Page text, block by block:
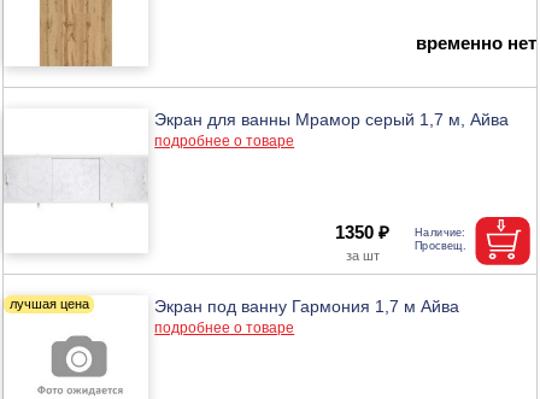
временно нет
Экран для ванны Мрамор серый 1,7 м, Айва
подробнее о товаре
1350 ₽
Экран под ванну Гармония 1,7 м Айва
подробнее о товаре